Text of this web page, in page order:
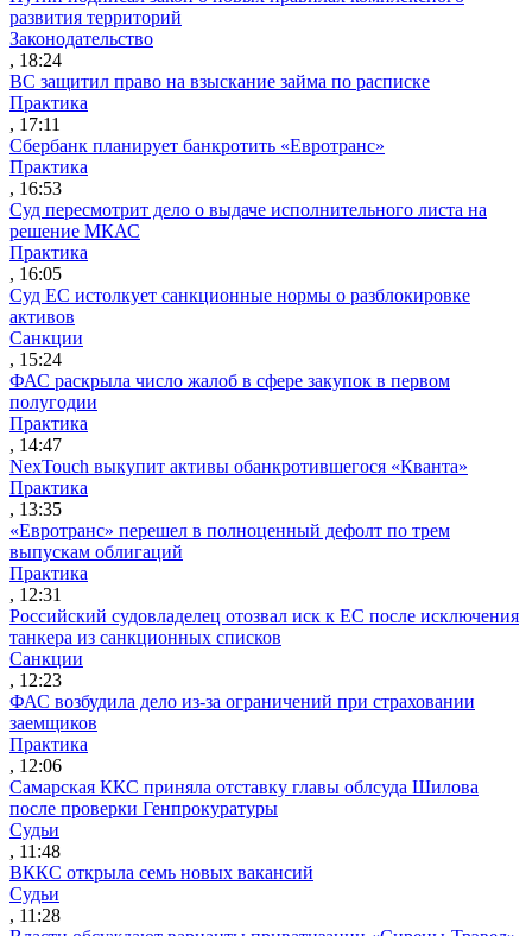
развития территорий
Законодательство
, 18:24
ВС защитил право на взыскание займа по расписке
Практика
, 17:11
Сбербанк планирует банкротить «Евротранс»
Практика
, 16:53
Суд пересмотрит дело о выдаче исполнительного листа на
решение МКАС
Практика
, 16:05
Суд ЕС истолкует санкционные нормы о разблокировке
активов
Санкции
, 15:24
ФАС раскрыла число жалоб в сфере закупок в первом
полугодии
Практика
, 14:47
NexTouch выкупит активы обанкротившегося «Кванта»
Практика
, 13:35
«Евротранс» перешел в полноценный дефолт по трем
выпускам облигаций
Практика
, 12:31
Российский судовладелец отозвал иск к ЕС после исключения
танкера из санкционных списков
Санкции
, 12:23
ФАС возбудила дело из-за ограничений при страховании
заемщиков
Практика
, 12:06
Самарская ККС приняла отставку главы облсуда Шилова
после проверки Генпрокуратуры
Судьи
, 11:48
ВККС открыла семь новых вакансий
Судьи
, 11:28